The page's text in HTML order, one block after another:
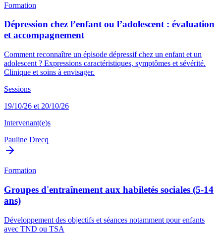
Formation
Dépression chez l’enfant ou l’adolescent : évaluation
et accompagnement
Comment reconnaître un épisode dépressif chez un enfant et un
adolescent ? Expressions caractéristiques, symptômes et sévérité.
Clinique et soins à envisager.
Sessions
19/10/26 et 20/10/26
Intervenant(e)s
Pauline Drecq
Formation
Groupes d'entraînement aux habiletés sociales (5-14
ans)
Développement des objectifs et séances notamment pour enfants
avec TND ou TSA